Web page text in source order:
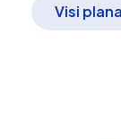
Visi